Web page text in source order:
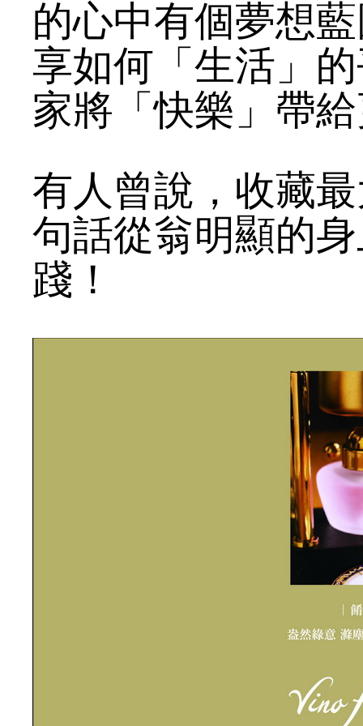
的心中有個夢想
享如何「生活」
家將「快樂」帶
有人曾說，收藏
句話從翁明顯的
踐！